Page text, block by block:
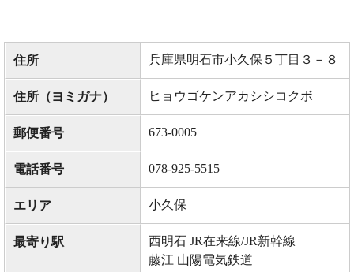
住所 兵庫県明石市小久保５丁目３－８
住所（ヨミガナ） ヒョウゴケンアカシシコクボ
郵便番号 673-0005
電話番号 078-925-5515
エリア 小久保
最寄り駅
西明石 JR在来線/JR新幹線
藤江 山陽電気鉄道